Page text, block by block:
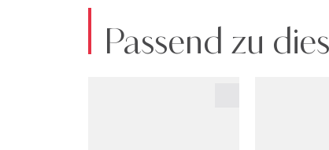
Passend zu